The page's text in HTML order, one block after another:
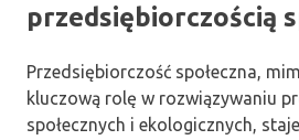
przedsiębiorczością
Przedsiębiorczość społeczna,
kluczową rolę w rozwiązywaniu
społecznych i ekologicznych,